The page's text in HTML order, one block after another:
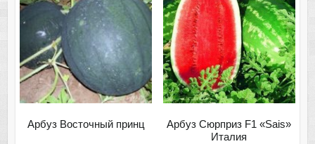
Арбуз Восточный принц
Арбуз Сюрприз F1 «Sais»
Италия